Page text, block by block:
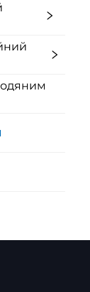
напруги
не потребує
напругу